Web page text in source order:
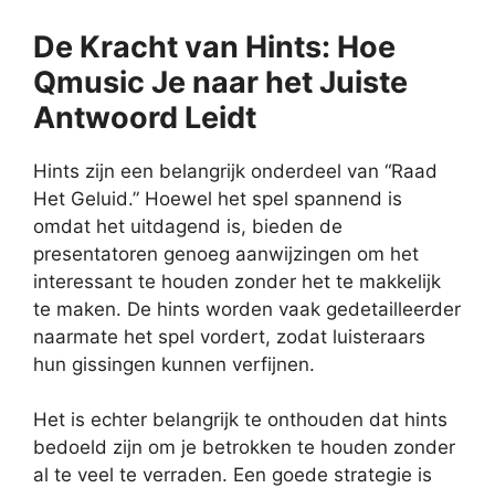
De Kracht van Hints: Hoe
Qmusic Je naar het Juiste
Antwoord Leidt
Hints zijn een belangrijk onderdeel van “Raad
Het Geluid.” Hoewel het spel spannend is
omdat het uitdagend is, bieden de
presentatoren genoeg aanwijzingen om het
interessant te houden zonder het te makkelijk
te maken. De hints worden vaak gedetailleerder
naarmate het spel vordert, zodat luisteraars
hun gissingen kunnen verfijnen.
Het is echter belangrijk te onthouden dat hints
bedoeld zijn om je betrokken te houden zonder
al te veel te verraden. Een goede strategie is